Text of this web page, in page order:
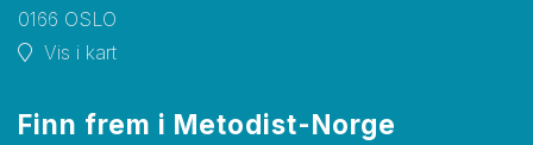
0166 OSLO
Vis i kart
Finn frem i Metodist-Norge